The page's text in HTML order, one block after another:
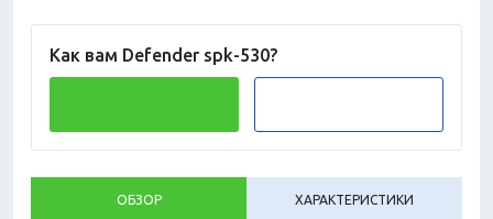
Как вам Defender spk-530?
ОБЗОР ХАРАКТЕРИСТИКИ